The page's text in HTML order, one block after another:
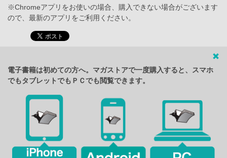
※Chromeアプリをお使いの場合、購入できない場合がございます
ので、最新のアプリをご利用ください。
電子書籍は初めての方へ。マガストアで一度購入すると、スマホ
でもタブレットでもＰＣでも閲覧できます。